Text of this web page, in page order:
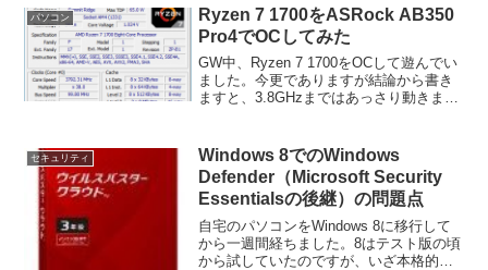
のようなエラーメッセージが表示され
ま...
パソコン
Ryzen 7 1700をASRock AB350
Pro4でOCしてみた
GW中、Ryzen 7 1700をOCして遊んでい
ました。今更でありますが結論から書き
ますと、3.8GHzまではあっさり動きます
しそうです。テスト...
セキュリティ
Windows 8でのWindows
Defender（Microsoft Security
Essentialsの後継）の問題点
自宅のパソコンをWindows 8に移行して
から一週間経ちました。8はテスト版の頃
から試していたのですが、いざ本格的に